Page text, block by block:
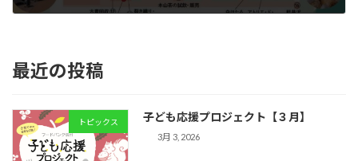
最近の投稿
トピックス 子ども応援プロジェクト【３月】
3月 3, 2026